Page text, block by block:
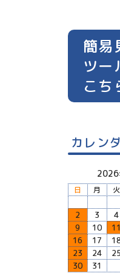
簡易
ツー
こち
カレン
2026
日 月 火
2
3 4
9
10 11
16
17
23
24 25
30
31